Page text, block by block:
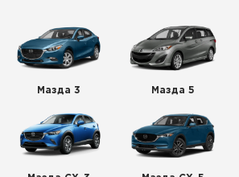
Мазда 3 Мазда 5